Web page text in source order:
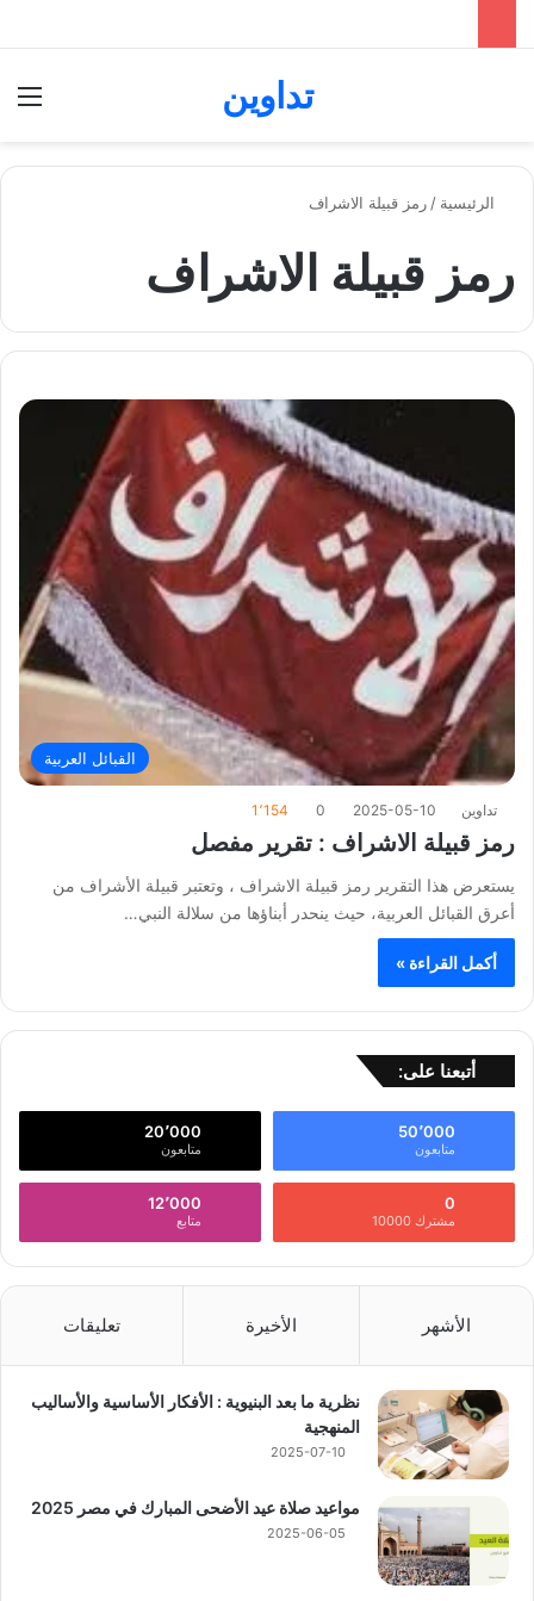
تداوين
الرئيسية / رمز قبيلة الاشراف
رمز قبيلة الاشراف
القبائل العربية
تداوين 2025-05-10
0 1٬154
رمز قبيلة الاشراف : تقرير مفصل
يستعرض هذا التقرير رمز قبيلة الاشراف ، وتعتبر قبيلة الأشراف من
أعرق القبائل العربية، حيث ينحدر أبناؤها من سلالة النبي…
أكمل القراءة »
أتبعنا على:
50٬000
متابعون
20٬000
متابعون
0
مشترك 10000
12٬000
متابع
الأشهر الأخيرة تعليقات
نظرية ما بعد البنيوية : الأفكار الأساسية والأساليب
المنهجية
2025-07-10
مواعيد صلاة عيد الأضحى المبارك في مصر 2025
2025-06-05